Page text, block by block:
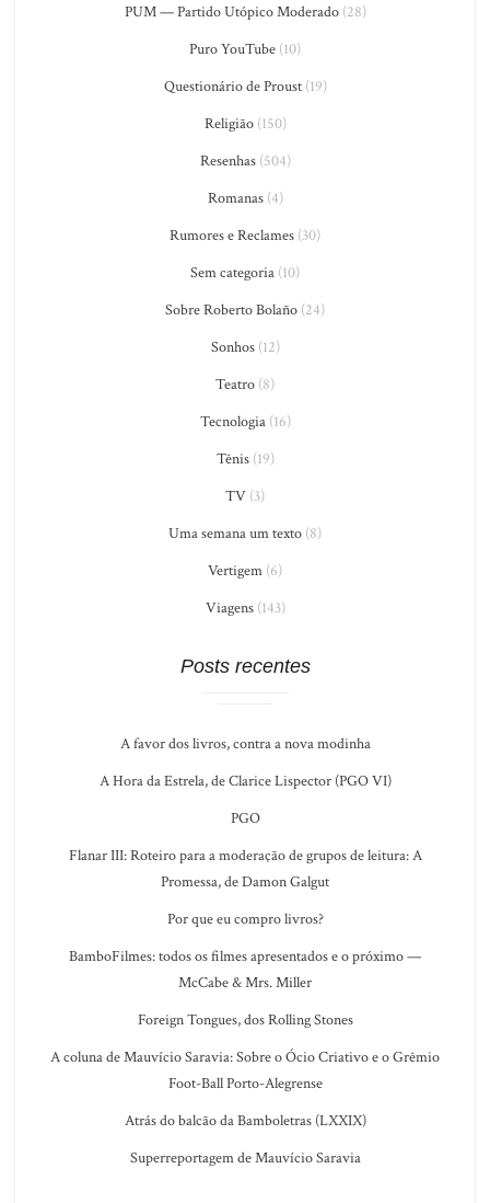
PUM — Partido Utópico Moderado(28)
Puro YouTube (10)
Questionário de Proust(19)
Religião(150)
Resenhas(504)
Romanas(4)
Rumores e Reclames (30)
Sem categoria (10)
Sobre Roberto Bolaño (24)
Sonhos(12)
Teatro (8)
Tecnologia(16)
Tênis(19)
TV (3)
Uma semana um texto (8)
Vertigem (6)
Viagens(143)
Posts recentes
A favor dos livros, contra a nova modinha
A Hora da Estrela, de Clarice Lispector (PGO VI)
PGO
Flanar III: Roteiro para a moderação de grupos de leitura: A
Promessa, de Damon Galgut
Por que eu compro livros?
BamboFilmes: todos os filmes apresentados e o próximo —
McCabe & Mrs. Miller
Foreign Tongues, dos Rolling Stones
A coluna de Mauvício Saravia: Sobre o Ócio Criativo e o Grêmio
Foot-Ball Porto-Alegrense
Atrás do balcão da Bamboletras (LXXIX)
Superreportagem de Mauvício Saravia